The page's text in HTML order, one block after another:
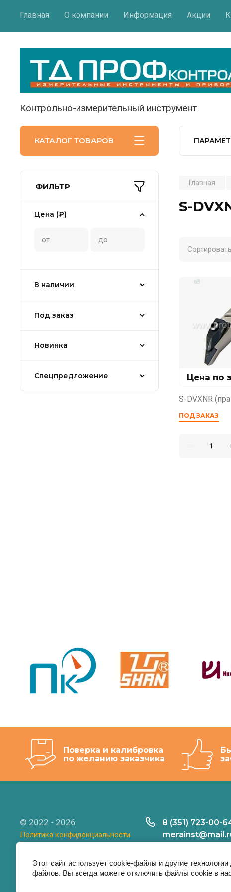
Главная О компании Информация Акции
Контрольно-измерительный инструмент
КАТАЛОГ ТОВАРОВ
ФИЛЬТР
Цена (₽)
В наличии
Под заказ
Новинка
Спецпредложение
Главная
S-
Цена по
S-DVXNR
ПОД ЗАКАЗ
Поверка и калибровка
по желанию заказчика
© 2022 - 2026
Политика конфиденциальности
8 (351) 723-00-
Этот сайт использует cookie-файлы и другие
файлов. Вы всегда можете отключить файлы cookie в